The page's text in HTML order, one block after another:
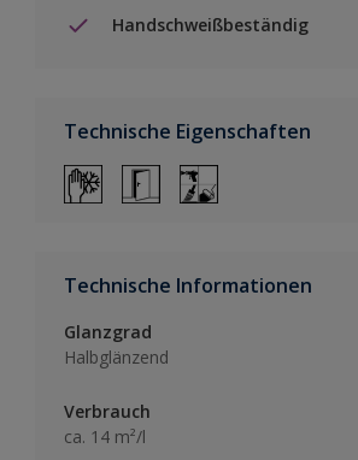
Handschweißbeständig
Technische Eigenschaften
Technische Informationen
Glanzgrad
Halbglänzend
Verbrauch
ca. 14 m²/l